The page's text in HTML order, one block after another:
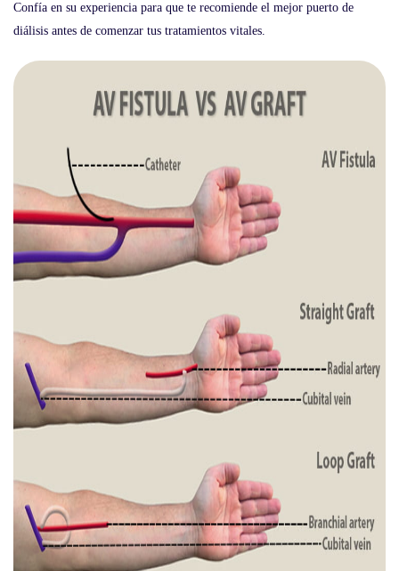
Confía en su experiencia para que te recomiende el mejor puerto de
diálisis antes de comenzar tus tratamientos vitales.